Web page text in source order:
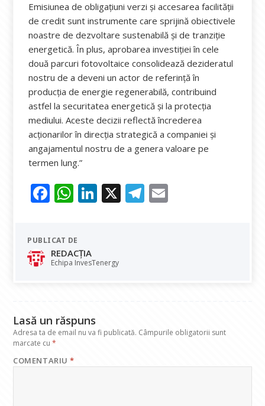
Emisiunea de obligațiuni verzi și accesarea facilității
de credit sunt instrumente care sprijină obiectivele
noastre de dezvoltare sustenabilă și de tranziție
energetică. În plus, aprobarea investiției în cele
două parcuri fotovoltaice consolidează dezideratul
nostru de a deveni un actor de referință în
producția de energie regenerabilă, contribuind
astfel la securitatea energetică și la protecția
mediului. Aceste decizii reflectă încrederea
acționarilor în direcția strategică a companiei și
angajamentul nostru de a genera valoare pe
termen lung.”
F
e
b
o
W
at
s
A
Li
dI
X T
PUBLICAT DE
REDACȚIA
Echipa InvesTenergy
Lasă un răspuns
Adresa ta de email nu va fi publicată. Câmpurile obligatorii sunt
marcate cu*
COMENTARIU*